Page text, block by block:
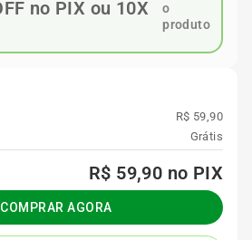
o
produto
R$ 59,90
Grátis
R$ 59,90 no PIX
COMPRAR AGORA